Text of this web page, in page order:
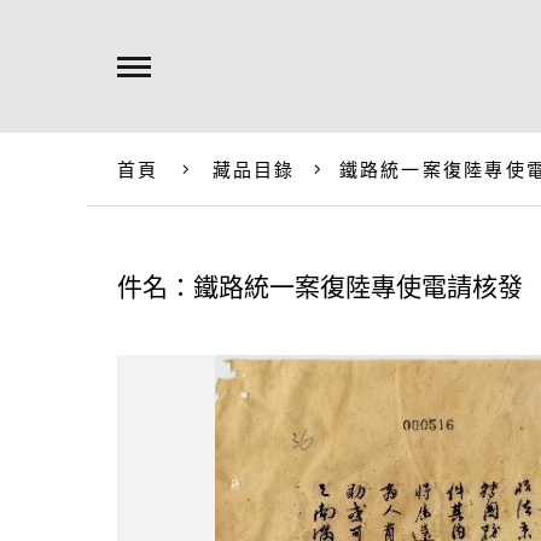
首頁 藏品目錄 鐵路統一案復陸專使
件名：鐵路統一案復陸專使電請核發